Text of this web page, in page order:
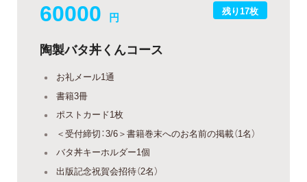
残り17枚
60000 円
陶製バタ丼くんコース
お礼メール1通
書籍3冊
ポストカード1枚
＜受付締切：3/6＞書籍巻末へのお名前の掲載（1名）
バタ丼キーホルダー1個
出版記念祝賀会招待（2名）